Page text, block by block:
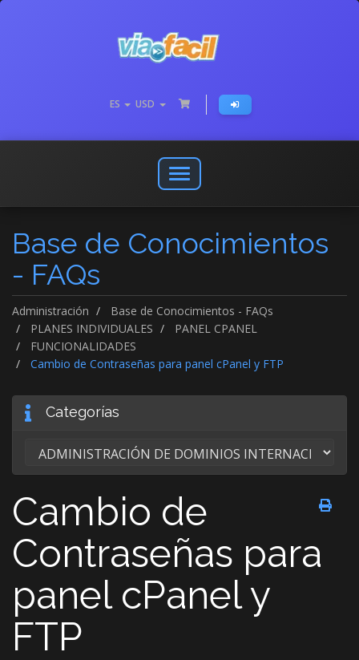
ES USD
Abrir
o
menú
de
Base de Conocimientos
- FAQs
Administración
Base de Conocimientos - FAQs
PLANES INDIVIDUALES
PANEL CPANEL
FUNCIONALIDADES
Cambio de Contraseñas para panel cPanel y FTP
Categorías
Cambio de
Contraseñas para
panel cPanel y
FTP